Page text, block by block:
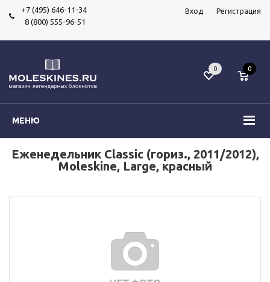
+7 (495) 646-11-34
8 (800) 555-96-51
Вход Регистрация
МЕНЮ
0 0
Еженедельник Classic (гориз., 2011/2012),
Moleskine, Large, красный